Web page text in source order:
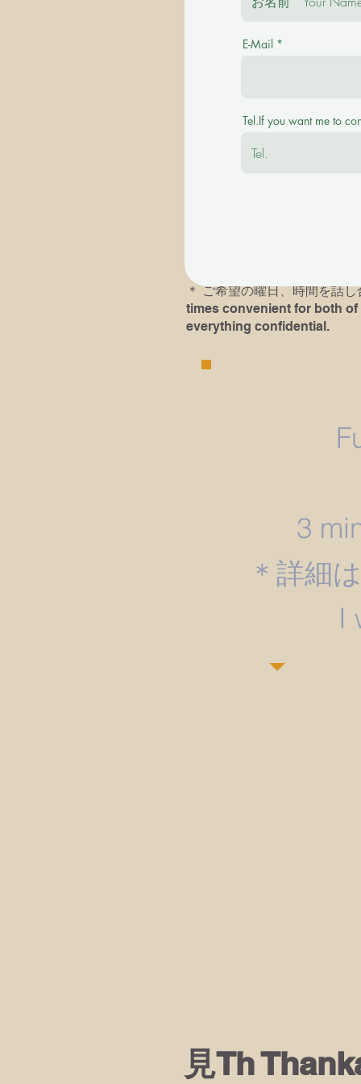
＊その後に有料の体験レッ
available with a fee.
す。If you or your child(
＊​ ご希望の曜日、時間を話
times convenient for both of
everything confidential.
E-Mail
Tel.If you want me to
3
＊詳細
​I
見Th